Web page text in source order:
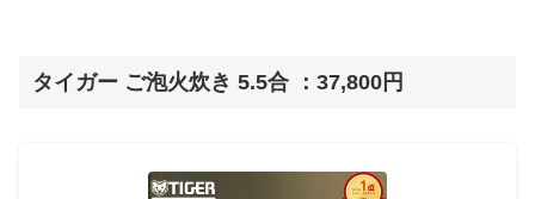
タイガー ご泡火炊き 5.5合 ：37,800円